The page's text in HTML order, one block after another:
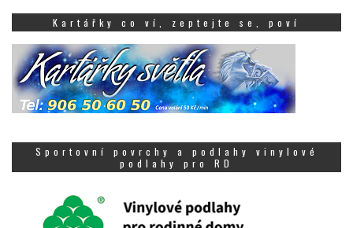
Kartářky co ví, zeptejte se, poví
Sportovní povrchy a podlahy vinylové
podlahy pro RD